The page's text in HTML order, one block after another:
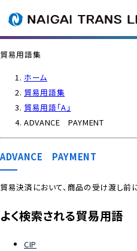
IR情報
企業情報 / グローバルネッ
各種情報
貿易用語集
ホーム
貿易用語集
貿易用語「A」
ADVANCE PAYMENT
ADVANCE PAYMENT
貿易決済において、商品の受け渡し前
よく検索される貿易用語
CIP